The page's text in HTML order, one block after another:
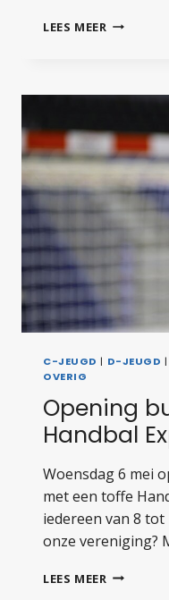
LEES MEER 13
C-JEUGD | D-JEUGD |
OVERIG
Opening
Handbal
Woensdag 6 mei
met een toffe
iedereen van 8 tot
onze vereniging?
LEES MEER OPENING